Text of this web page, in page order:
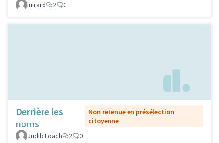
luirard 2 0
Derrière les
noms
Non retenue en présélection
citoyenne
Judib Loach
2 0